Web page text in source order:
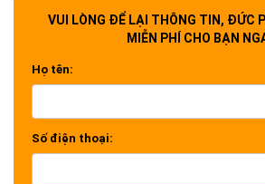
VUI LÒNG ĐỂ LẠI THÔNG TIN, ĐỨC
MIỄN PHÍ CHO BẠN
Họ tên:
Số điện thoại: